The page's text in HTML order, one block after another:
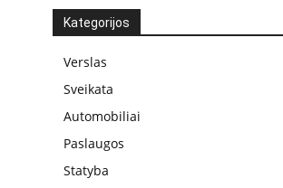
Kategorijos
Verslas
Sveikata
Automobiliai
Paslaugos
Statyba